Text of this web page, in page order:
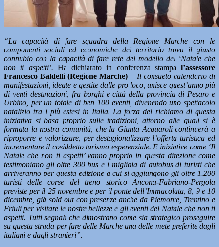
“La capacità di fare squadra della Regione Marche con le
componenti sociali ed economiche del territorio trova il giusto
connubio con la capacità di fare rete del modello del ‘Natale che
non ti aspetti’. Ha dichiarato in conferenza stampa l’assessore
Francesco Baldelli (Regione Marche) – Il consueto calendario di
manifestazioni, ideate e gestite dalle pro loco, unisce quest’anno più
di venti destinazioni, fra borghi e città della provincia di Pesaro e
Urbino, per un totale di ben 100 eventi, divenendo uno spettacolo
natalizio tra i più estesi in Italia. La forza del richiamo di questa
iniziativa si basa proprio sulle tradizioni, attorno alle quali si è
formata la nostra comunità, che la Giunta Acquaroli continuerà a
riproporre e valorizzare, per destagionalizzare l’offerta turistica ed
incrementare il cosiddetto turismo esperenziale. E iniziative come ‘Il
Natale che non ti aspetti’ vanno proprio in questa direzione come
testimoniano gli oltre 300 bus e i migliaia di autobus di turisti che
arriveranno per questa edizione a cui si aggiungono gli oltre 1.200
turisti delle corse del treno storico Ancona-Fabriano-Pergola
previste per il 25 novembre e per il ponte dell’Immacolata, 8, 9 e 10
dicembre, già sold out con presenze anche da Piemonte, Trentino e
Friuli per visitare le nostre bellezze e gli eventi del Natale che non ti
aspetti. Tutti segnali che dimostrano come sia strategico proseguire
su questa strada per fare delle Marche una delle mete preferite dagli
italiani e dagli stranieri”.